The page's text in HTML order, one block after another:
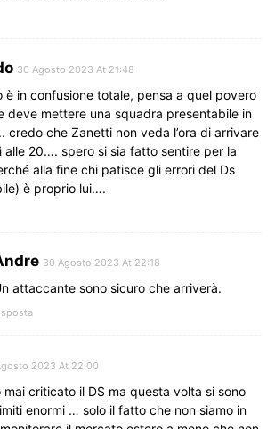
30 Agosto 2023 At 21:48
è in confusione totale, pensa a quel povero
deve mettere una squadra presentabile in
credo che Zanetti non veda l’ora di arrivare
alle 20…. spero si sia fatto sentire per la
alla fine chi patisce gli errori del Ds
è proprio lui….
30 Agosto 2023 At 22:18
attaccante sono sicuro che arriverà.
2023 At 22:00
mai criticato il DS ma questa volta si sono
enormi … solo il fatto che non siamo in